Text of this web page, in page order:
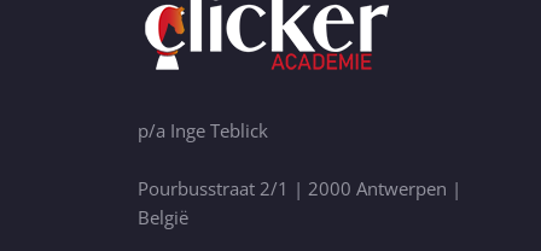
p/a Inge Teblick
Pourbusstraat 2/1 | 2000 Antwerpen |
België